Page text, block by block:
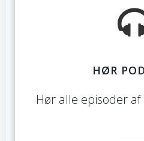
HØR
Hør alle episoder